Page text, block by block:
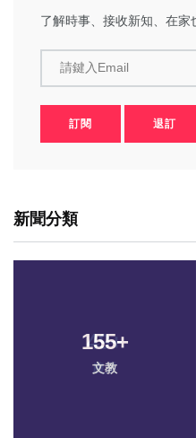
了解時事、接收新知、在家
請鍵入Email
訂閱 退訂
新聞分類
155+
文教